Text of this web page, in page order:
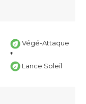
Végé-Attaque
*
Lance Soleil